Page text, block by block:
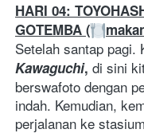
HARI 04:
GOTEMBA (
Setelah santap pagi.
Kawaguchi, di sini
berswafoto dengan
indah. Kemudian,
perjalanan ke stasium